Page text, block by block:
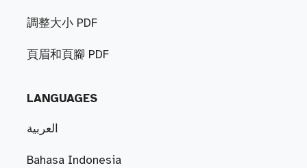
調整大小 PDF
頁眉和頁腳 PDF
LANGUAGES
العربية
Bahasa Indonesia